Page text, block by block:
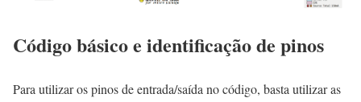
Código básico e identificação de pinos
Para utilizar os pinos de entrada/saída no código, basta utilizar as